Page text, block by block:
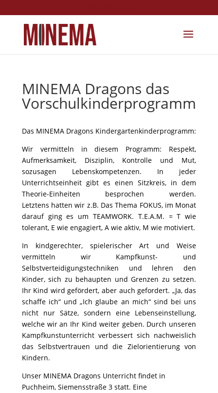
MINEMA Dragons das
Vorschulkinderprogramm
Das MINEMA Dragons Kindergartenkinderprogramm:
Wir vermitteln in diesem Programm: Respekt,
Aufmerksamkeit, Disziplin, Kontrolle und Mut,
sozusagen Lebenskompetenzen. In jeder
Unterrichtseinheit gibt es einen Sitzkreis, in dem
Theorie-Einheiten besprochen werden.
Letztens hatten wir z.B. Das Thema FOKUS, im Monat
darauf ging es um TEAMWORK. T.E.A.M. = T wie
tolerant, E wie engagiert, A wie aktiv, M wie motiviert.
In kindgerechter, spielerischer Art und Weise
vermitteln wir Kampfkunst- und
Selbstverteidigungstechniken und lehren den
Kinder, sich zu behaupten und Grenzen zu setzen.
Ihr Kind wird gefördert, aber auch gefordert. „Ja, das
schaffe ich“ und „Ich glaube an mich“ sind bei uns
nicht nur Sätze, sondern eine Lebenseinstellung,
welche wir an Ihr Kind weiter geben. Durch unseren
Kampfkunstunterricht verbessert sich nachweislich
das Selbstvertrauen und die Zielorientierung von
Kindern.
Unser MINEMA Dragons Unterricht findet in
Puchheim, Siemensstraße 3 statt. Eine